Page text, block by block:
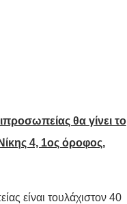
θα γίνει το
4, 1ος όροφος,
είναι τουλάχιστον 40